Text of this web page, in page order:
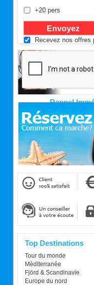
+20 pers
Recevez nos offres
Rappel
Top Destinations
Tour du monde
Méditerranée
Fjörd & Scandinavie
Europe du nord